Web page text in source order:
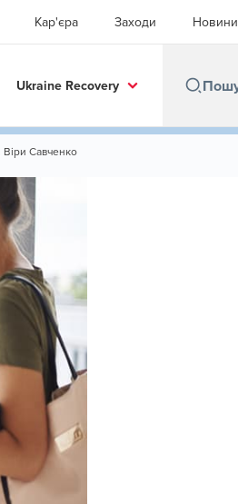
Кар'єра Заходи Новини
Ukraine Recovery
Віри Савченко